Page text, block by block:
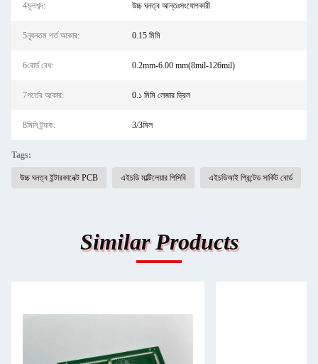
আমরা শীঘ্রই আপনাকে আবার কল করব!
4মূলশব্দ: উচ্চ ঘনত্ব আন্তঃসংযোগকারী
5ন্যূনতম গর্ত আকার: 0.15 মিমি
6বোর্ড বেধ: 0.2mm-6.00 mm(8mil-126mil)
7গর্তের আকার: 0.১ মিমি লেজার ড্রিল
8মিনি ট্র্যাক: 3/3মিল
Tags:
উচ্চ ঘনত্ব ইন্টারকানেক্ট PCB এইচডি মাল্টিলেয়ার পিসিবি এইচডিআই প্রিন্টেড সার্কিট বোর্ড
Similar Products